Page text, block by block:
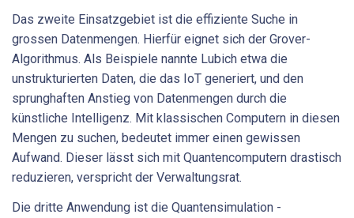
Das zweite Einsatzgebiet ist die effiziente Suche in
grossen Datenmengen. Hierfür eignet sich der Grover-
Algorithmus. Als Beispiele nannte Lubich etwa die
unstrukturierten Daten, die das IoT generiert, und den
sprunghaften Anstieg von Datenmengen durch die
künstliche Intelligenz. Mit klassischen Computern in diesen
Mengen zu suchen, bedeutet immer einen gewissen
Aufwand. Dieser lässt sich mit Quantencomputern drastisch
reduzieren, verspricht der Verwaltungsrat.
Die dritte Anwendung ist die Quantensimulation -